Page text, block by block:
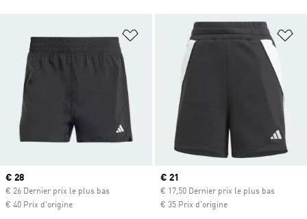
Ajouter à la Liste de produits
Prix actuel
€ 28
€ 26 Dernier prix le plus bas
€ 40 Prix d'origine
Prix actuel
€ 21
€ 17,50 Dernier prix le plus bas
€ 35 Prix d'origine